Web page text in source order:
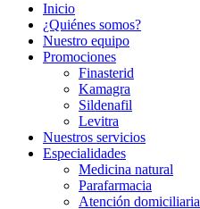
Inicio
¿Quiénes somos?
Nuestro equipo
Promociones
Finasterid
Kamagra
Sildenafil
Levitra
Nuestros servicios
Especialidades
Medicina natural
Parafarmacia
Atención domiciliaria